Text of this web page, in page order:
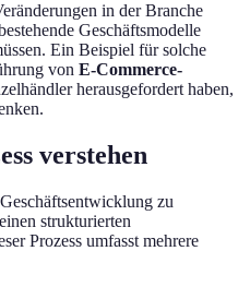
in der Branche
Geschäftsmodelle
Ein Beispiel für solche
von E-Commerce-
herausgefordert haben,
verstehen
zu
strukturierten
Prozess umfasst mehrere